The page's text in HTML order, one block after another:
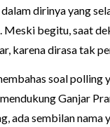
dirinya yang
Meski begitu, saat
karena dirasa tak
soal polling
Ganjar
ada sembilan nama